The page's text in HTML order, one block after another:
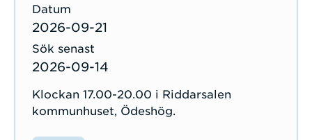
2026-09-21
2026-09-14
Klockan 17.00-20.00 i Riddarsalen
kommunhuset, Ödeshög.